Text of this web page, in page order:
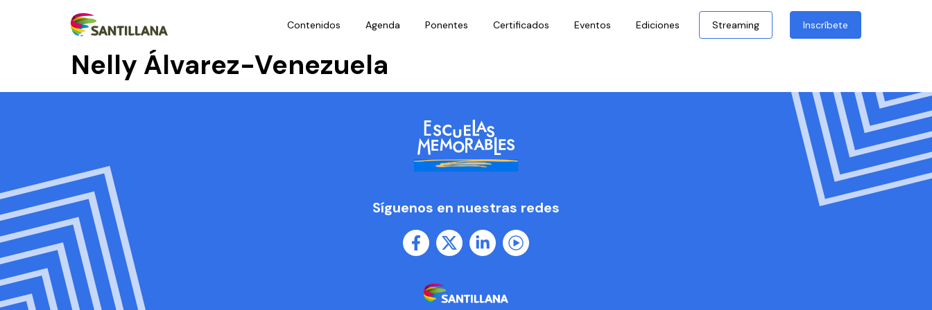
Contenidos Agenda Ponentes Certificados Eventos Ediciones Streaming Inscríbete
Nelly Álvarez-Venezuela
Síguenos en nuestras redes